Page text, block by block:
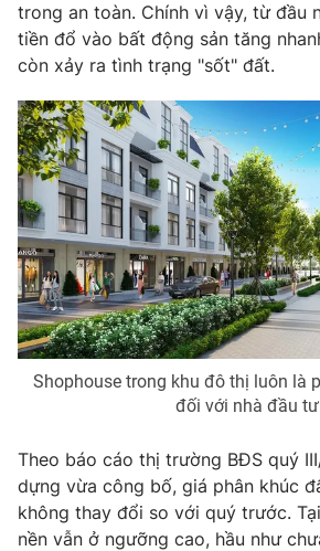
Thị trường
Tư vấn
Lịch phát sóng
Chuyên mục khác
Emagazine Podcast
Photo
Video Shorts
VTV Money VTV
Bất động
Thị trường 24h Tấm
VTV4 Vươn
trong an toàn. Chính vì vậy, từ đầu
tiền đổ vào bất động sản tăng
còn xảy ra tình trạng "sốt" đất.
Shophouse trong khu đô thị luôn là
đối với nhà đầu tư
Theo báo cáo thị trường BĐS quý
dựng vừa công bố, giá phân khúc
không thay đổi so với quý trước.
nền vẫn ở ngưỡng cao, hầu như